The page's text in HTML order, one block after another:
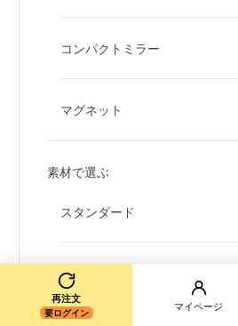
コンパクトミラー
マグネット
素材で選ぶ
スタンダード
メタリック
再注文
要ログイン
マイページ